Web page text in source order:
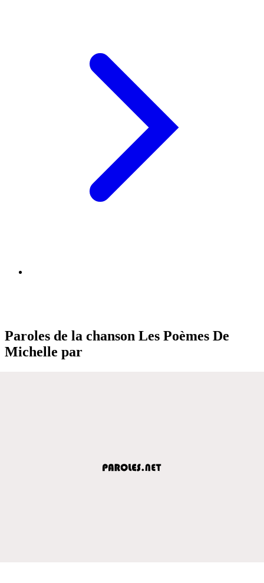
Paroles de la chanson Les Poèmes De
Michelle par